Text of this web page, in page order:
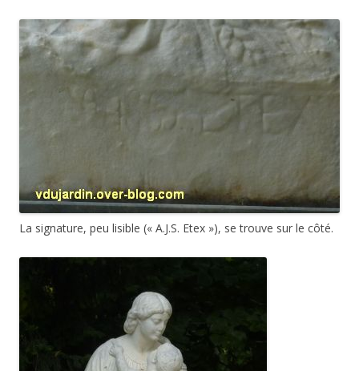
La signature, peu lisible (« A.J.S. Etex »), se trouve sur le côté.